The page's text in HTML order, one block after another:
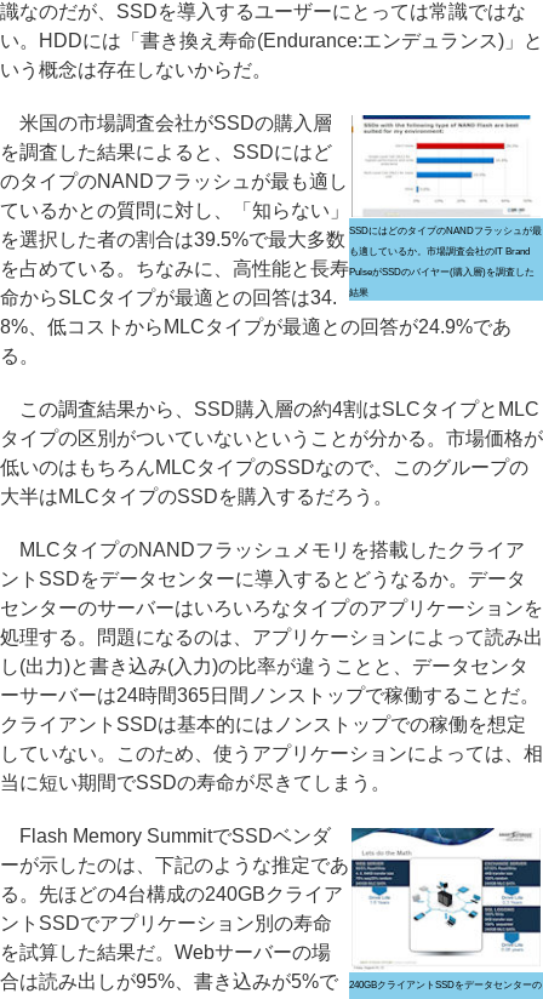
識なのだが、SSDを導入するユーザーにとっては常識ではな
い。HDDには「書き換え寿命(Endurance:エンデュランス)」と
いう概念は存在しないからだ。
SSDにはどのタイプのNANDフラッシュが最
も適しているか。市場調査会社のIT Brand
PulseがSSDのバイヤー(購入層)を調査した
結果
米国の市場調査会社がSSDの購入層
を調査した結果によると、SSDにはど
のタイプのNANDフラッシュが最も適し
ているかとの質問に対し、「知らない」
を選択した者の割合は39.5%で最大多数
を占めている。ちなみに、高性能と長寿
命からSLCタイプが最適との回答は34.
8%、低コストからMLCタイプが最適との回答が24.9%であ
る。
この調査結果から、SSD購入層の約4割はSLCタイプとMLC
タイプの区別がついていないということが分かる。市場価格が
低いのはもちろんMLCタイプのSSDなので、このグループの
大半はMLCタイプのSSDを購入するだろう。
MLCタイプのNANDフラッシュメモリを搭載したクライア
ントSSDをデータセンターに導入するとどうなるか。データ
センターのサーバーはいろいろなタイプのアプリケーションを
処理する。問題になるのは、アプリケーションによって読み出
し(出力)と書き込み(入力)の比率が違うことと、データセンタ
ーサーバーは24時間365日間ノンストップで稼働することだ。
クライアントSSDは基本的にはノンストップでの稼働を想定
していない。このため、使うアプリケーションによっては、相
当に短い期間でSSDの寿命が尽きてしまう。
240GBクライアントSSDをデータセンターの
Flash Memory SummitでSSDベンダ
ーが示したのは、下記のような推定であ
る。先ほどの4台構成の240GBクライア
ントSSDでアプリケーション別の寿命
を試算した結果だ。Webサーバーの場
合は読み出しが95%、書き込みが5%で